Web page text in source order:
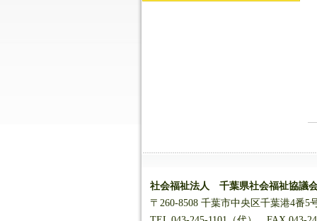
社会福祉法人 千葉県社会福祉協議
〒260-8508 千葉市中央区千葉港4番